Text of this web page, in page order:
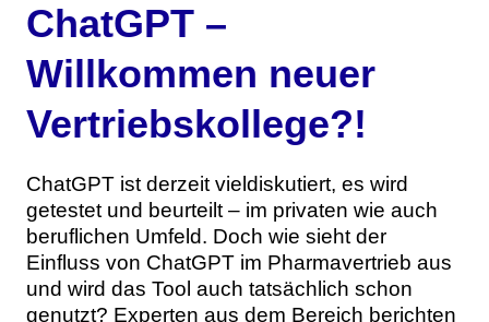
Studien
Digital Health
Personen
Ausgabenarchiv
Abonnement
Über uns
Team
Werben
ChatGPT –
Willkommen neuer
Vertriebskollege?!
ChatGPT ist derzeit vieldiskutiert, es wird
getestet und beurteilt – im privaten wie auch
beruflichen Umfeld. Doch wie sieht der
Einfluss von ChatGPT im Pharmavertrieb aus
und wird das Tool auch tatsächlich schon
genutzt? Experten aus dem Bereich berichten